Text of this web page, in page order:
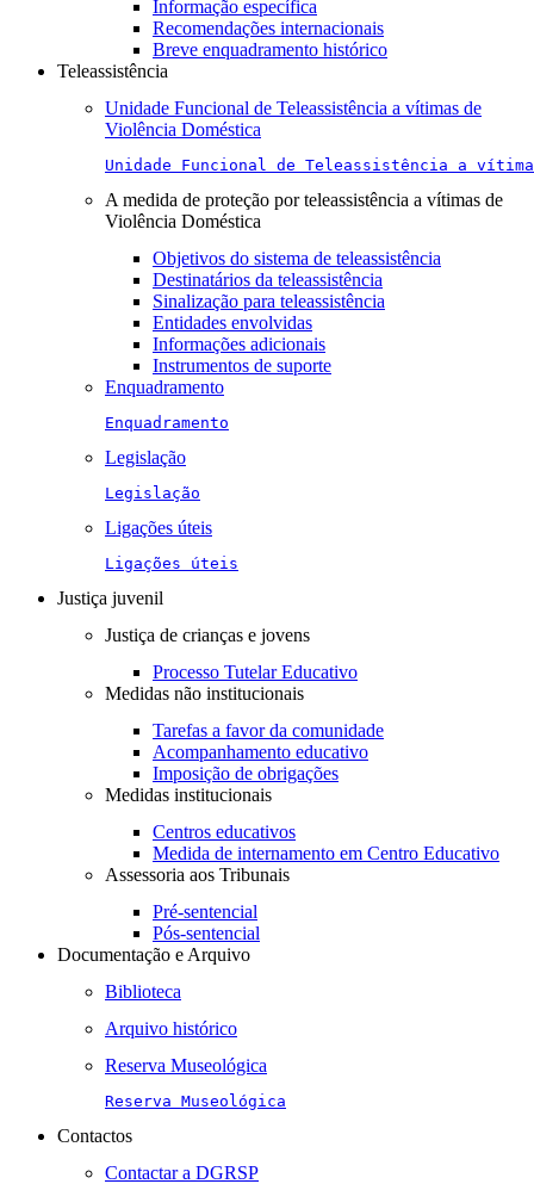
Informação específica
Recomendações internacionais
Breve enquadramento histórico
Teleassistência
Unidade Funcional de Teleassistência a vítimas de
Violência Doméstica
Unidade Funcional de Teleassistência a
A medida de proteção por teleassistência a vítimas de
Violência Doméstica
Objetivos do sistema de teleassistência
Destinatários da teleassistência
Sinalização para teleassistência
Entidades envolvidas
Informações adicionais
Instrumentos de suporte
Enquadramento
Enquadramento
Legislação
Legislação
Ligações úteis
Ligações úteis
Justiça juvenil
Justiça de crianças e jovens
Processo Tutelar Educativo
Medidas não institucionais
Tarefas a favor da comunidade
Acompanhamento educativo
Imposição de obrigações
Medidas institucionais
Centros educativos
Medida de internamento em Centro Educativo
Assessoria aos Tribunais
Pré-sentencial
Pós-sentencial
Documentação e Arquivo
Biblioteca
Arquivo histórico
Reserva Museológica
Reserva Museológica
Contactos
Contactar a DGRSP